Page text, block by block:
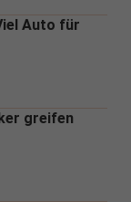
Auto für
greifen